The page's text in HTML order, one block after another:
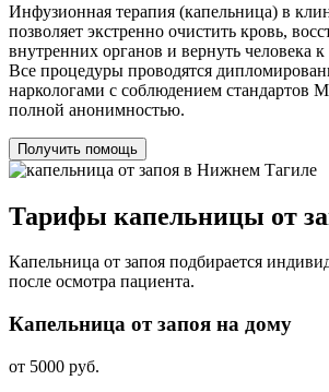
Инфузионная терапия (капельница) в
позволяет экстренно очистить кровь,
внутренних органов и вернуть человека
Все процедуры проводятся
наркологами с соблюдением стандартов
полной анонимностью.
Получить помощь
Тарифы капельницы от
Капельница от запоя подбирается
после осмотра пациента.
Капельница от запоя на дому
от 5000 руб.